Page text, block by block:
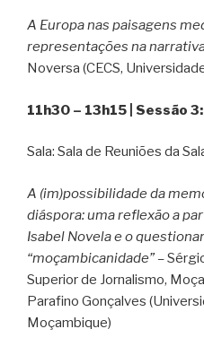
A Europa nas paisagens
representações na
Noversa (CECS,
11h30 – 13h15 | Sessão
Sala: Sala de Reuniões da
A (im)possibilidade da
diáspora: uma reflexão a
Isabel Novela e o
“moçambicanidade” –
Superior de Jornalismo,
Parafino Gonçalves
Moçambique)